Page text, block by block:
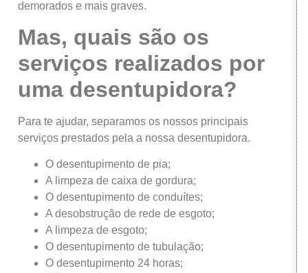
demorados e mais graves.
Mas, quais são os
serviços realizados por
uma desentupidora?
Para te ajudar, separamos os nossos principais
serviços prestados pela a nossa desentupidora.
O desentupimento de pia;
A limpeza de caixa de gordura;
O desentupimento de conduítes;
A desobstrução de rede de esgoto;
A limpeza de esgoto;
O desentupimento de tubulação;
O desentupimento 24 horas;